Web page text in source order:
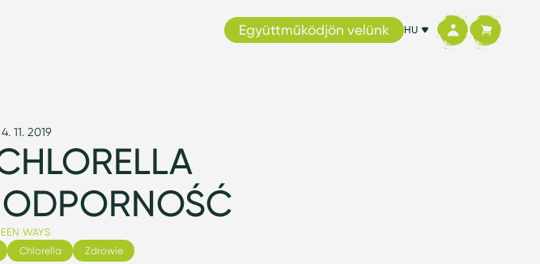
Együttműködjön velünk HU
11. 2019
WAYS
Chlorella Zdrowie